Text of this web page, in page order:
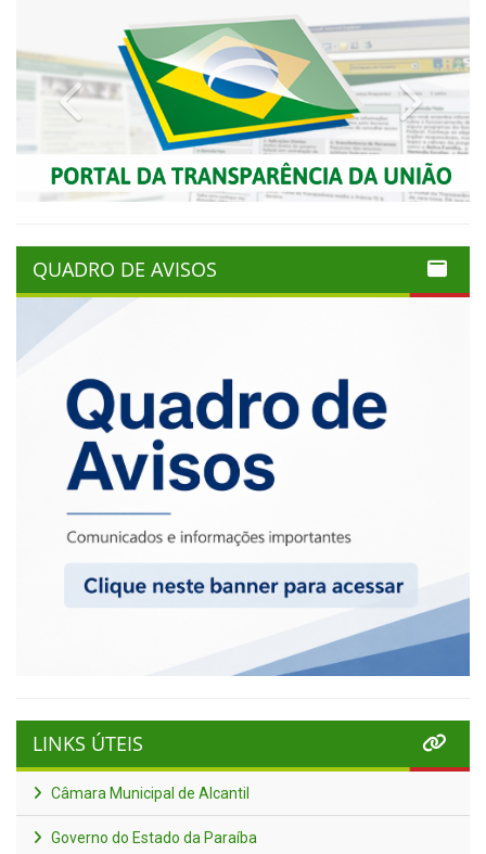
Previous Next
QUADRO DE AVISOS
LINKS ÚTEIS
Câmara Municipal de Alcantil
Governo do Estado da Paraíba